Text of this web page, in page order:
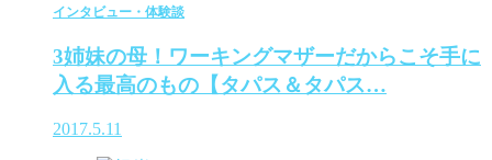
インタビュー・体験談
3姉妹の母！ワーキングマザーだからこそ手に
入る最高のもの【タパス＆タパス…
2017.5.11